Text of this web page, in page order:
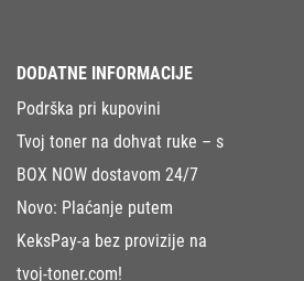
DODATNE INFORMACIJE
Podrška pri kupovini
Tvoj toner na dohvat ruke – s
BOX NOW dostavom 24/7
Novo: Plaćanje putem
KeksPay-a bez provizije na
tvoj-toner.com!